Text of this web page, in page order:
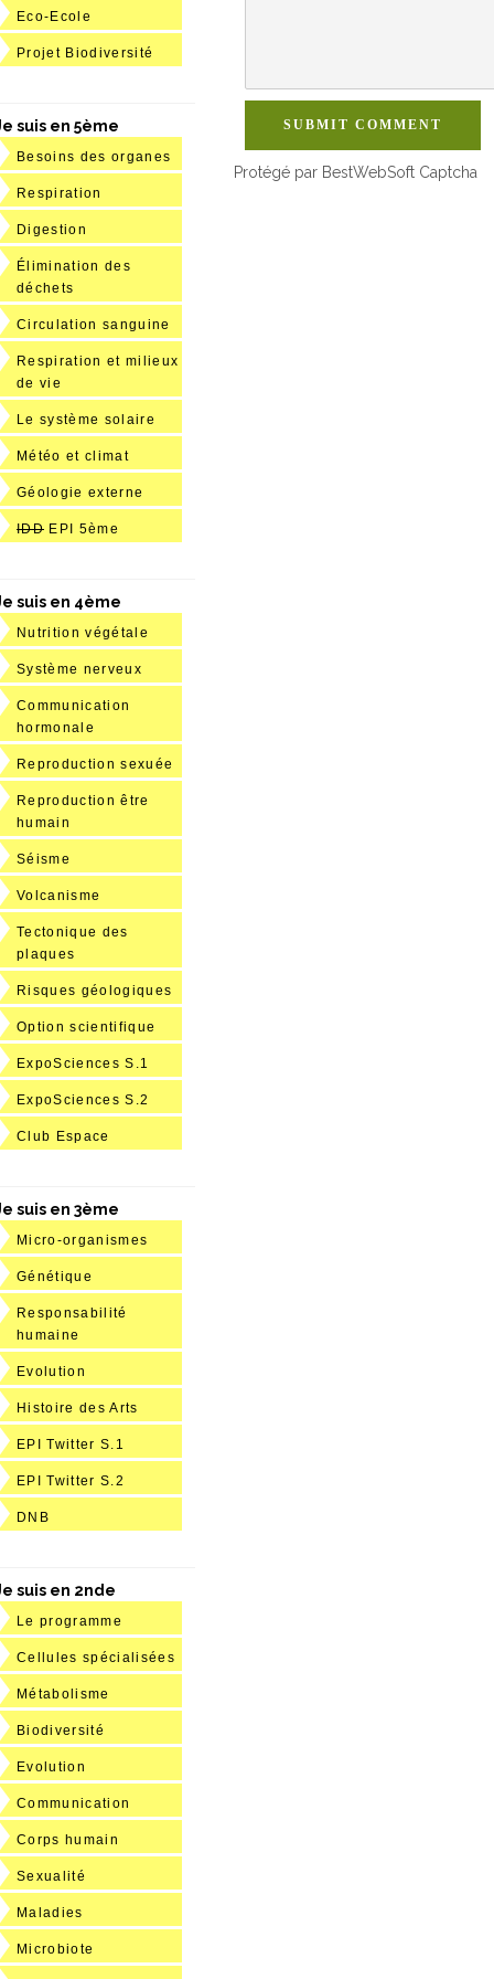
SUBMIT COMMENT
Protégé par BestWebSoft Captcha
Eco-Ecole
Projet Biodiversité
suis en 5ème
Besoins des organes
Respiration
Digestion
Élimination des
déchets
Circulation sanguine
Respiration et milieux
de vie
Le système solaire
Météo et climat
Géologie externe
IDD EPI 5ème
suis en 4ème
Nutrition végétale
Système nerveux
Communication
hormonale
Reproduction sexuée
Reproduction être
humain
Séisme
Volcanisme
Tectonique des
plaques
Risques géologiques
Option scientifique
ExpoSciences S.1
ExpoSciences S.2
Club Espace
suis en 3ème
Micro-organismes
Génétique
Responsabilité
humaine
Evolution
Histoire des Arts
EPI Twitter S.1
EPI Twitter S.2
DNB
suis en 2nde
Le programme
Cellules spécialisées
Métabolisme
Biodiversité
Evolution
Communication
Corps humain
Sexualité
Maladies
Microbiote